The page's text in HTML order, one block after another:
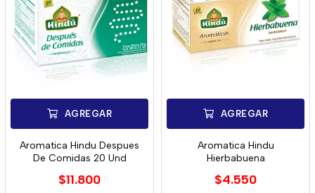
AGREGAR
Aromatica Hindu Despues
De Comidas 20 Und
$11.800
AGREGAR
Aromatica Hindu
Hierbabuena
$4.550